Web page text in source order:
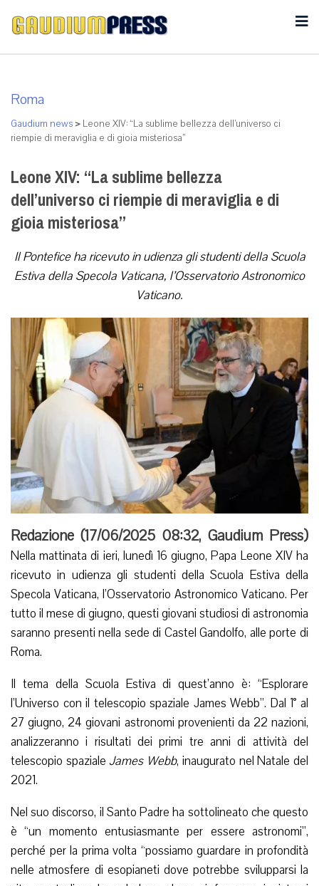
Roma
Gaudium news > Leone XIV: “La sublime bellezza dell’universo ci
riempie di meraviglia e di gioia misteriosa”
Leone XIV: “La sublime bellezza
dell’universo ci riempie di meraviglia e di
gioia misteriosa”
Il Pontefice ha ricevuto in udienza gli studenti della Scuola
Estiva della Specola Vaticana, l’Osservatorio Astronomico
Vaticano.
Redazione (17/06/2025 08:32, Gaudium Press)
Nella mattinata di ieri, lunedì 16 giugno, Papa Leone XIV ha
ricevuto in udienza gli studenti della Scuola Estiva della
Specola Vaticana, l’Osservatorio Astronomico Vaticano. Per
tutto il mese di giugno, questi giovani studiosi di astronomia
saranno presenti nella sede di Castel Gandolfo, alle porte di
Roma.
Il tema della Scuola Estiva di quest’anno è: “Esplorare
l’Universo con il telescopio spaziale James Webb”. Dal 1° al
27 giugno, 24 giovani astronomi provenienti da 22 nazioni,
analizzeranno i risultati dei primi tre anni di attività del
telescopio spaziale James Webb, inaugurato nel Natale del
2021.
Nel suo discorso, il Santo Padre ha sottolineato che questo
è “un momento entusiasmante per essere astronomi”,
perché per la prima volta “possiamo guardare in profondità
nelle atmosfere di esopianeti dove potrebbe svilupparsi la